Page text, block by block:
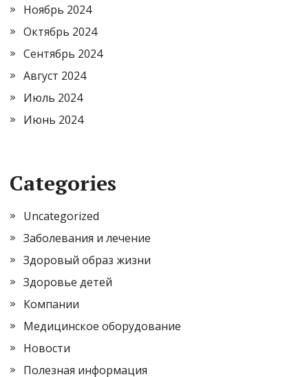
Ноябрь 2024
Октябрь 2024
Сентябрь 2024
Август 2024
Июль 2024
Июнь 2024
Categories
Uncategorized
Заболевания и лечение
Здоровый образ жизни
Здоровье детей
Компании
Медицинское оборудование
Новости
Полезная информация